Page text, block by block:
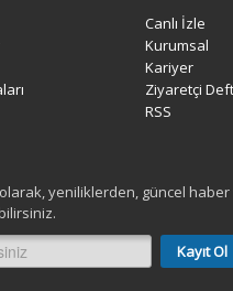
Canlı İzle
Kurumsal
Kariyer
Ziyaretçi
RSS
yeniliklerden, güncel